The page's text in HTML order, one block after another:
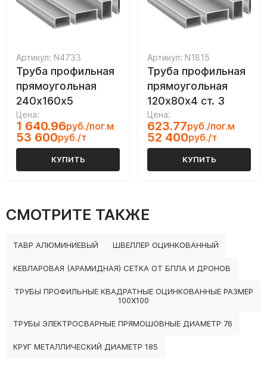
Артикул: N4733
Труба профильная
прямоугольная
240х160х5
Цена:
1 640.96руб./пог.м
53 600руб./т
КУПИТЬ
Артикул: N1815
Труба профильная
прямоугольная
120х80х4 ст. 3
Цена:
623.77руб./пог.м
52 400руб./т
КУПИТЬ
СМОТРИТЕ ТАКЖЕ
ТАВР АЛЮМИНИЕВЫЙ ШВЕЛЛЕР ОЦИНКОВАННЫЙ
КЕВЛАРОВАЯ (АРАМИДНАЯ) СЕТКА ОТ БПЛА И ДРОНОВ
ТРУБЫ ПРОФИЛЬНЫЕ КВАДРАТНЫЕ ОЦИНКОВАННЫЕ РАЗМЕР
100Х100
ТРУБЫ ЭЛЕКТРОСВАРНЫЕ ПРЯМОШОВНЫЕ ДИАМЕТР 76
КРУГ МЕТАЛЛИЧЕСКИЙ ДИАМЕТР 185